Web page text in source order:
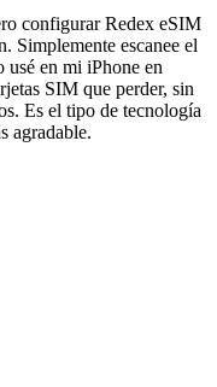
configurar Redex eSIM
Simplemente escanee el
en mi iPhone en
SIM que perder, sin
Es el tipo de tecnología
agradable.